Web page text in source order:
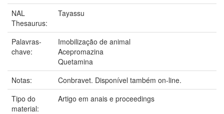
NAL
Thesaurus:
Tayassu
Palavras-
chave:
Imobilização de animal
Acepromazina
Quetamina
Notas:
Conbravet. Disponível também on-line.
Tipo do
material:
Artigo em anais e proceedings